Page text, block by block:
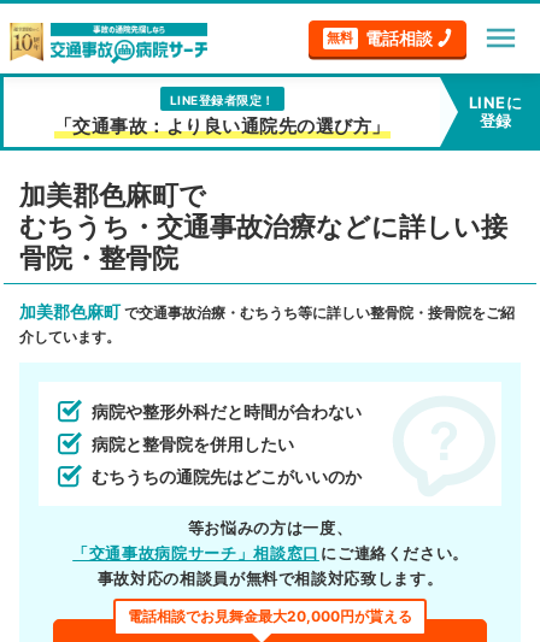
無料 電話相談 menu
LINE登録者限定！
「交通事故：より良い通院先の選び方」
LINEに
登録
加美郡色麻町で
むちうち・交通事故治療などに詳しい接
骨院・整骨院
加美郡色麻町で交通事故治療・むちうち等に詳しい整骨院・接骨院をご紹
介しています。
病院や整形外科だと時間が合わない
病院と整骨院を併用したい
むちうちの通院先はどこがいいのか
等お悩みの方は一度、
「交通事故病院サーチ」相談窓口 にご連絡ください。
事故対応の相談員が無料で相談対応致します。
電話相談でお見舞金最大20,000円が貰える